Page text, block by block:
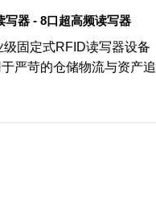
写器 - 8口超高频读写器
固定式RFID读写器设
严苛的仓储物流与资产